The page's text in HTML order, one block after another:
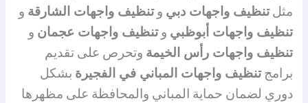
مثلتنظيف واجهات دبي وتنظيف واجهات الشارقة و
تنظيف واجهات أبوظبي وتنظيف واجهات عجمان و
تنظيف واجهات رأس الخيمة وتحرص على تقديم
برامجتنظيف واجهات المباني في الفجيرة بشكل
دوري لضمان حماية المباني والمحافظة على مظهرها